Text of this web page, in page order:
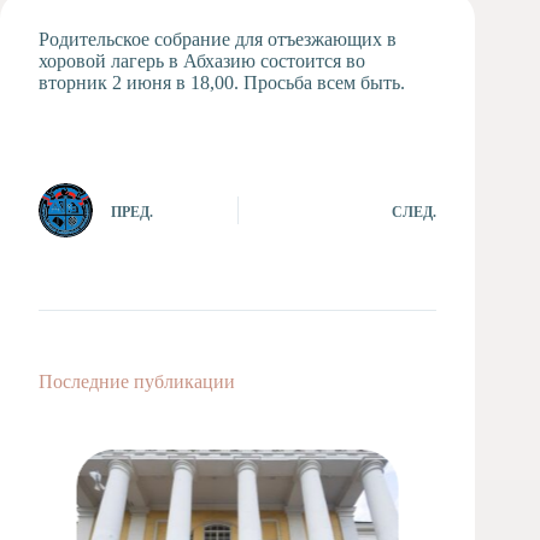
студия
Музыкальное
служба
Родительское собрание для отъезжающих в
хоровой лагерь в Абхазию состоится во
вторник 2 июня в 18,00. Просьба всем быть.
ПРЕД. СЛЕД.
Последние публикации